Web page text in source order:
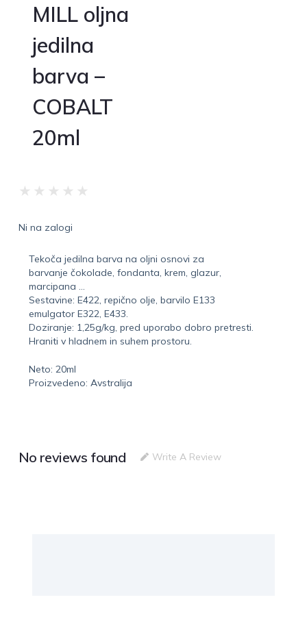
MILL oljna
jedilna
barva –
COBALT
20ml
★ ★ ★ ★ ★
Ni na zalogi
Tekoča jedilna barva na oljni osnovi za
barvanje čokolade, fondanta, krem, glazur,
marcipana …
Sestavine: E422, repično olje, barvilo E133
emulgator E322, E433.
Doziranje: 1,25g/kg, pred uporabo dobro pretresti.
Hraniti v hladnem in suhem prostoru.
Neto: 20ml
Proizvedeno: Avstralija
No reviews found Write A Review